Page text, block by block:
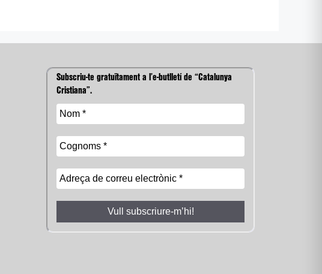
Subscriu-te gratuïtament a l’e-butlletí de “Catalunya
Cristiana”.